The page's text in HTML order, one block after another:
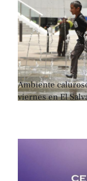
Ambiente
viernes en El